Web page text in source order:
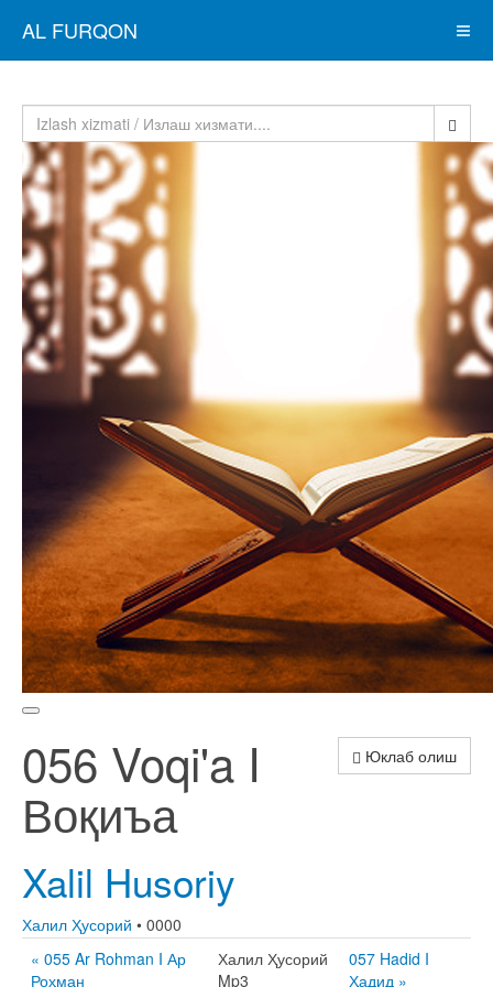
AL FURQON
Юклаб олиш
056 Voqi'a I
Воқиъа
Xalil Husoriy
Халил Ҳусорий • 0000
« 055 Ar Rohman I Ар
Роҳман
Халил Ҳусорий
Mp3
057 Hadid I
Ҳадид »